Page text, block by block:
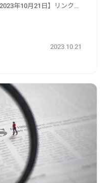
2023.10.21
年10月21日】リンク